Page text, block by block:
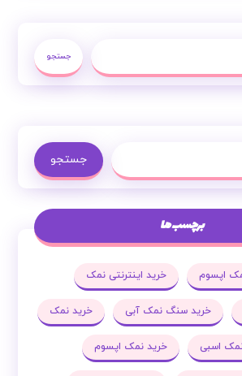
جستجو
جستجو
برچسب ها
اپسوم خرید اینترنتی نمک
خرید سنگ نمک آبی خرید نمک
اسبی خرید نمک اپسوم